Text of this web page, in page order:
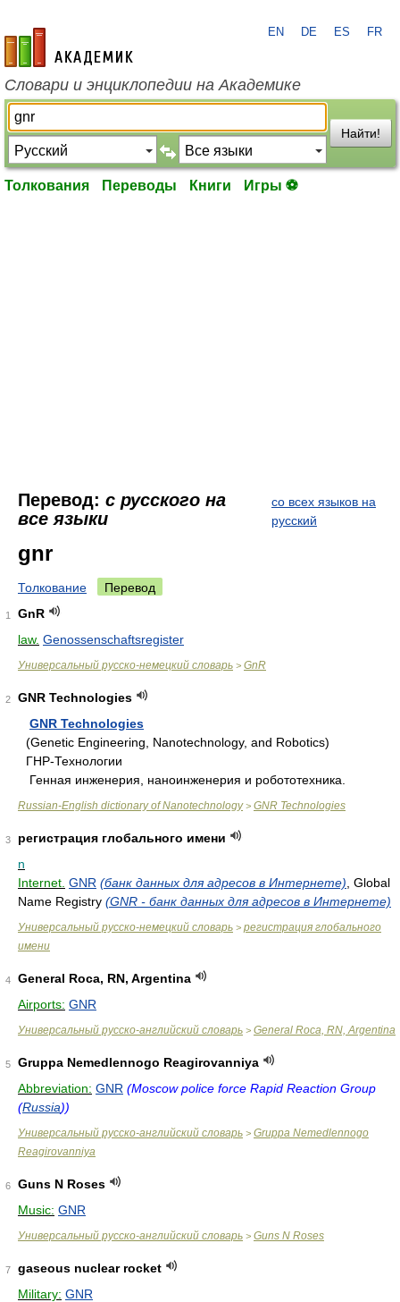
academic.ru
EN DE ES FR
Словари и энциклопедии на Академике
Найти!
Толкования Переводы Книги Игры ⚽
Перевод: с русского на
все языки
со всех языков на
русский
gnr
Толкование Перевод
1
GnR
law. Genossenschaftsregister
Универсальный русско-немецкий словарь > GnR
2
GNR Technologies
GNR Technologies
(Genetic Engineering, Nanotechnology, and Robotics)
ГНР-Технологии
Генная инженерия, наноинженерия и робототехника.
Russian-English dictionary of Nanotechnology> GNR Technologies
3
регистрация глобального имени
n
Internet. GNR (банк данных для адресов в Интернете) , Global
Name Registry (GNR - банк данных для адресов в Интернете)
Универсальный русско-немецкий словарь > регистрация глобального
имени
4
General Roca, RN, Argentina
Airports: GNR
Универсальный русско-английский словарь > General Roca, RN, Argentina
5
Gruppa Nemedlennogo Reagirovanniya
Abbreviation: GNR (Moscow police force Rapid Reaction Group
(Russia))
Универсальный русско-английский словарь > Gruppa Nemedlennogo
Reagirovanniya
6
Guns N Roses
Music: GNR
Универсальный русско-английский словарь > Guns N Roses
7
gaseous nuclear rocket
Military: GNR